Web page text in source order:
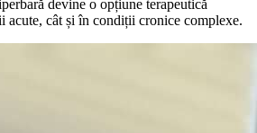
devine o opțiune terapeutică
acute, cât și în condiții cronice complexe.